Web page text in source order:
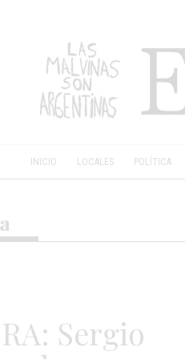
INICIO LOCALES POLÍTICA
Sergio